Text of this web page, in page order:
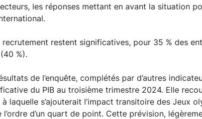
les réponses mettant en avant la situation
restent significatives, pour 35 % des
%).
de l’enquête, complétés par d’autres
du PIB au troisième trimestre 2024. Elle
laquelle s’ajouterait l’impact transitoire des Jeux
l’ordre d’un quart de point. Cette prévision,